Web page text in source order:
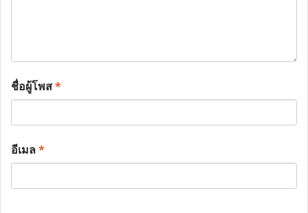
ชื่อผู้โพส*
อีเมล*